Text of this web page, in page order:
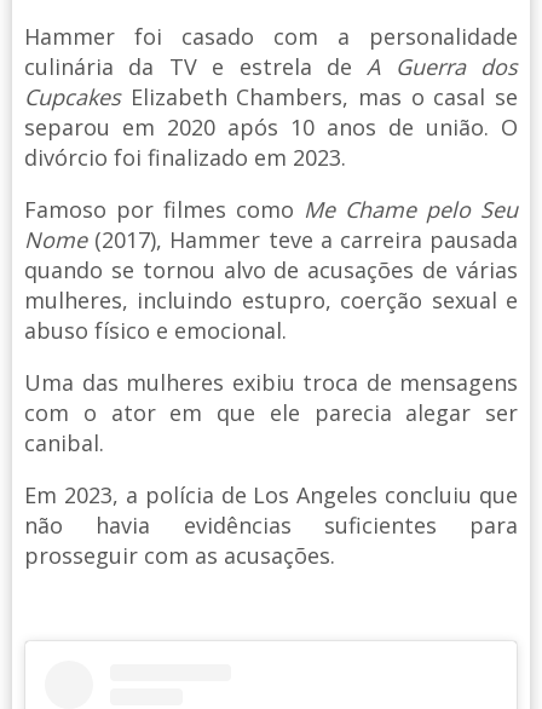
Hammer foi casado com a personalidade
culinária da TV e estrela deA Guerra dos
CupcakesElizabeth Chambers, mas o casal se
separou em 2020 após 10 anos de união. O
divórcio foi finalizado em 2023.
Famoso por filmes como Me Chame pelo Seu
Nome(2017), Hammer teve a carreira pausada
quando se tornou alvo de acusações de várias
mulheres, incluindo estupro, coerção sexual e
abuso físico e emocional.
Uma das mulheres exibiu troca de mensagens
com o ator em que ele parecia alegar ser
canibal.
Em 2023, a polícia de Los Angeles concluiu que
não havia evidências suficientes para
prosseguir com as acusações.